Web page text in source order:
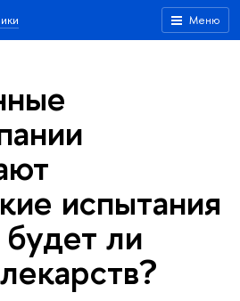
Меню
испытания
ли